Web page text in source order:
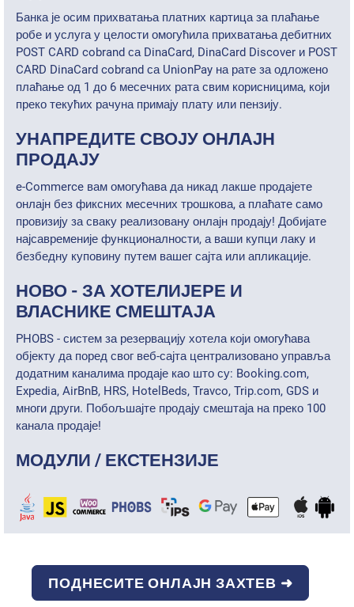
Банка је осим прихватања платних картица за плаћање
робе и услуга у целости омогућила прихватања дебитних
POST CARD cobrand са DinaCard, DinaCard Discover и POST
CARD DinaCard cobrand са UnionPay на рате за одложено
плаћање од 1 до 6 месечних рата свим корисницима, који
преко текућих рачуна примају плату или пензију.
УНАПРЕДИТЕ СВОЈУ ОНЛАЈН
ПРОДАЈУ
e-Commerce вам омогућава да никад лакше продајете
онлајн без фиксних месечних трошкова, а плаћате само
провизију за сваку реализовану онлајн продају! Добијате
најсавременије функционалности, а ваши купци лаку и
безбедну куповину путем вашег сајта или апликације.
НОВО - ЗА ХОТЕЛИЈЕРЕ И
ВЛАСНИКЕ СМЕШТАЈА
PHOBS - систем за резервацију хотела који омогућава
објекту да поред свог веб-сајта централизовано управља
додатним каналима продаје као што су: Booking.com,
Expedia, AirBnB, HRS, HotelBeds, Travco, Trip.com, GDS и
многи други. Побољшајте продају смештаја на преко 100
канала продаје!
МОДУЛИ / ЕКСТЕНЗИЈЕ
ПОДНЕСИТЕ ОНЛАЈН ЗАХТЕВ ➜